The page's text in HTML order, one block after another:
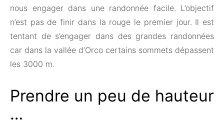
nous engager dans une randonnée facile. L’objectif
n’est pas de finir dans la rouge le premier jour. Il est
tentant de s’engager dans des grandes randonnées
car dans la vallée d’Orco certains sommets dépassent
les 3000 m.
Prendre un peu de hauteur
…